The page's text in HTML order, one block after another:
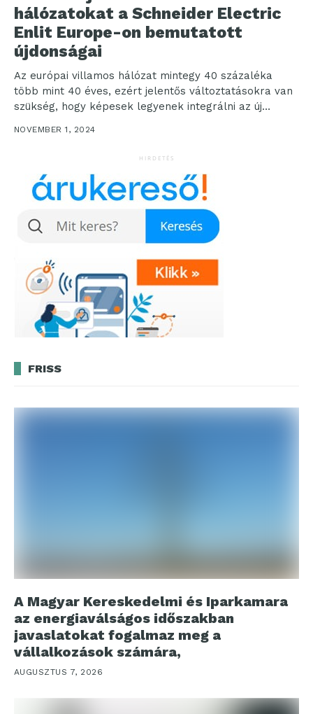
hálózatokat a Schneider Electric
Enlit Europe-on bemutatott
újdonságai
Az európai villamos hálózat mintegy 40 százaléka
több mint 40 éves, ezért jelentős változtatásokra van
szükség, hogy képesek legyenek integrálni az új
NOVEMBER 1, 2024
HIRDETÉS
FRISS
A Magyar Kereskedelmi és Iparkamara
az energiaválságos időszakban
javaslatokat fogalmaz meg a
vállalkozások számára,
AUGUSZTUS 7, 2026